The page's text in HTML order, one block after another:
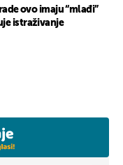
ovo imaju “mlađi”
istraživanje